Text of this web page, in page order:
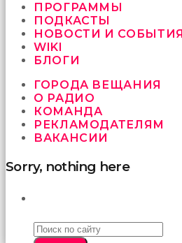
sikici
kocalar
güzel
karıları
öttürüyor
sex
hikayeleri
kızların
altyazılı
porno
ПРОГРАММЫ
ПОДКАСТЫ
НОВОСТИ И СОБЫТИЯ
WIKI
БЛОГИ
ГОРОДА ВЕЩАНИЯ
О РАДИО
КОМАНДА
РЕКЛАМОДАТЕЛЯМ
ВАКАНСИИ
Sorry, nothing here